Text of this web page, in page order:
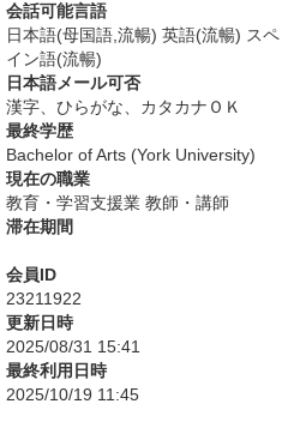
会話可能言語
日本語(母国語,流暢) 英語(流暢) スペ
イン語(流暢)
日本語メール可否
漢字、ひらがな、カタカナＯＫ
最終学歴
Bachelor of Arts (York University)
現在の職業
教育・学習支援業 教師・講師
滞在期間
会員ID
23211922
更新日時
2025/08/31 15:41
最終利用日時
2025/10/19 11:45